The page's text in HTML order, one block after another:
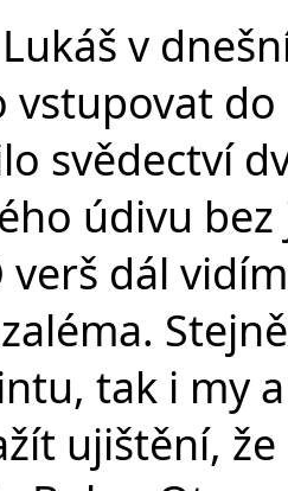
v
vstupovat
svědectví
údivu
verš dál
tak i my
ujištění,